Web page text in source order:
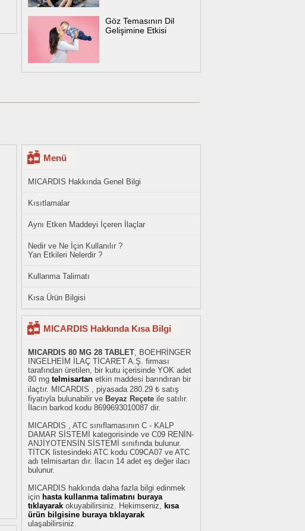
Göz Temasının Dil
Gelişimine Etkisi
Menü
MICARDIS Hakkında Genel Bilgi
Kısıtlamalar
Aynı Etken Maddeyi İçeren İlaçlar
Nedir ve Ne İçin Kullanılır ?
Yan Etkileri Nelerdir ?
Kullanma Talimatı
Kısa Ürün Bilgisi
MICARDIS Hakkında Kısa Bilgi
MICARDIS 80 MG 28 TABLET, BOEHRİNGER
INGELHEİM İLAÇ TİCARET A.Ş. firması
tarafından üretilen, bir kutu içerisinde YOK adet
80 mg telmisartan etkin maddesi barındıran bir
ilaçtır. MICARDIS , piyasada 280.29 ₺ satış
fiyatıyla bulunabilir ve Beyaz Reçete ile satılır.
İlacın barkod kodu 8699693010087 dir.
MICARDIS , ATC sınıflamasının C - KALP
DAMAR SİSTEMİ kategorisinde ve C09 RENİN-
ANJİYOTENSİN SİSTEMİ sınıfında bulunur.
TİTCK listesindeki ATC kodu C09CA07 ve ATC
adı telmisartan dır. İlacın 14 adet eş değer ilacı
bulunur.
MICARDIS hakkında daha fazla bilgi edinmek
için hasta kullanma talimatını buraya
tıklayarak okuyabilirsiniz. Hekimseniz, kısa
ürün bilgisine buraya tıklayarak
ulaşabilirsiniz.